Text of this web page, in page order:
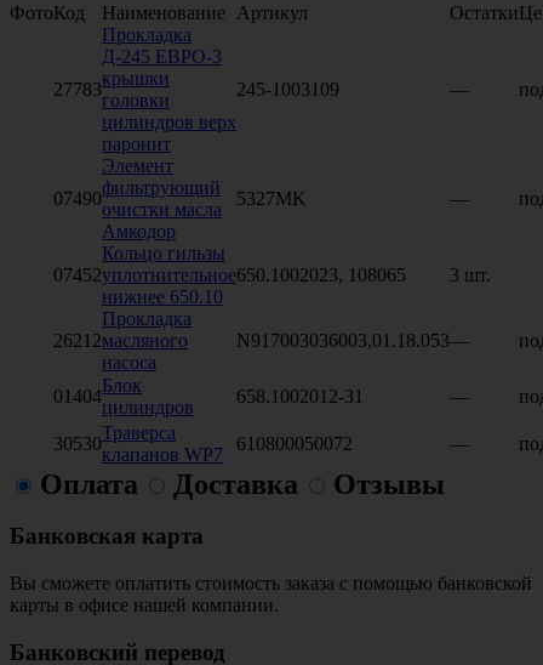
ФотоКод Наименование Артикул Остатки
27783
Прокладка
Д-245 ЕВРО-3
крышки
головки
цилиндров верх
паронит
245-1003109 —
07490
Элемент
фильтрующий
очистки масла
Амкодор
5327MK —
07452
Кольцо гильзы
уплотнительное
нижнее 650.10
650.1002023, 108065 3 шт.
26212
Прокладка
масляного
насоса
N917003036003,01.18.053—
01404
Блок
цилиндров
658.1002012-31 —
30530
Траверса
клапанов WP7
610800050072 —
Оплата Доставка Отзывы
Банковская карта
Вы сможете оплатить стоимость заказа с помощью банковской
карты в офисе нашей компании.
Банковский перевод